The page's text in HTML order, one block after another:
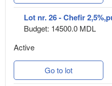
Lot nr. 26 - Chefir
Budget: 14500.0 MDL
Active
Go to lot